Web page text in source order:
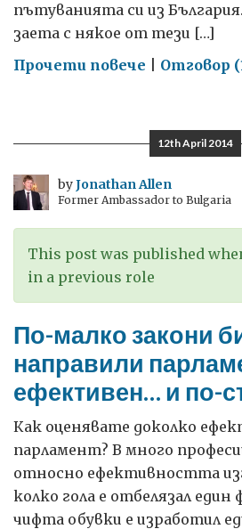
пътуванията си из
заета с някое от тези […]
Прочети повече on
кътче
на
земята
Отговор
12th April 2014
byJonathan Allen
Former Ambassador to Bulgaria
This post was published
in a previous role
По-малко закони
направили
ефективен… и по-
Как оценявате доколко
парламент? В много
относно ефективността
колко гола е отбелязал
чифта обувки е изработил